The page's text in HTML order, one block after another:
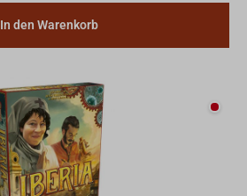
In den Warenkorb
Nicht